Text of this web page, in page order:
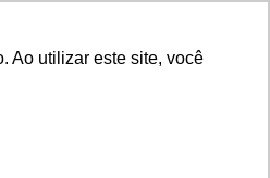
Ao utilizar este site, você